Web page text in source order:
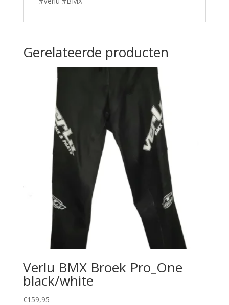
Gerelateerde producten
Verlu BMX Broek Pro_One
black/white
€159,95